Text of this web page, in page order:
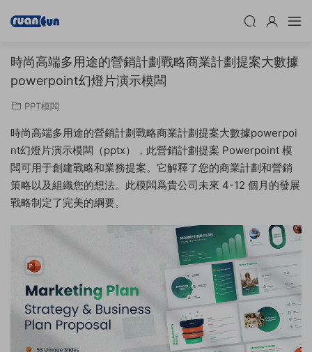
時尚高端多用途的營銷計劃戰略商業計劃提案大數據
powerpoint幻燈片演示模闆
PPT模闆
時尚高端多用途的營銷計劃戰略商業計劃提案大數據powerpoi
nt幻燈片演示模闆（pptx），此營銷計劃提案 Powerpoint 模
闆可用于創建戰略和業務提案。它解釋了您的商業計劃和營銷
策略以及組織您的想法。此模闆爲貴公司未來 4-12 個月的發展
戰略制定了完美的綱要。